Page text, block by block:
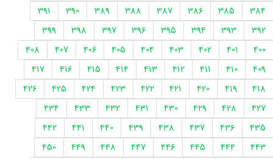
384
385
386
387
388
389
390
391
392
393
394
395
396
397
398
399
400
401
402
403
404
405
406
407
408
409
410
411
412
413
414
415
416
417
418
419
420
421
422
423
424
425
426
427
428
429
430
431
432
433
434
435
436
437
438
439
440
441
442
443
444
445
446
447
448
449
450